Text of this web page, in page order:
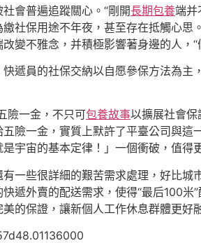
會普遍追蹤關心。“剛開長期包養端并
社保用途不年夜，甚至存在抵觸心
變不雅念，并積極影響著身邊的人，
遞員的社保交納以自愿參保方法為
險一金，不只可包養故事以擴展社會
險一金，實質上默許了平臺公司與
宇宙的基本定律！」一個衝破，值得
一些很詳細的艱苦需求處理，好比
遞外賣的配送需求，使得“最后100
的保證，讓新個人工作休息群體更好